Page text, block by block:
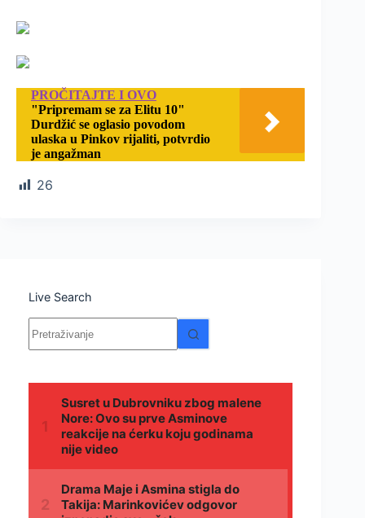
PROČITAJTE I OVO
"Pripremam se za Elitu 10"
Durdžić se oglasio povodom
ulaska u Pinkov rijaliti, potvrdio
je angažman
26
Live Search
Nema
rezultata.